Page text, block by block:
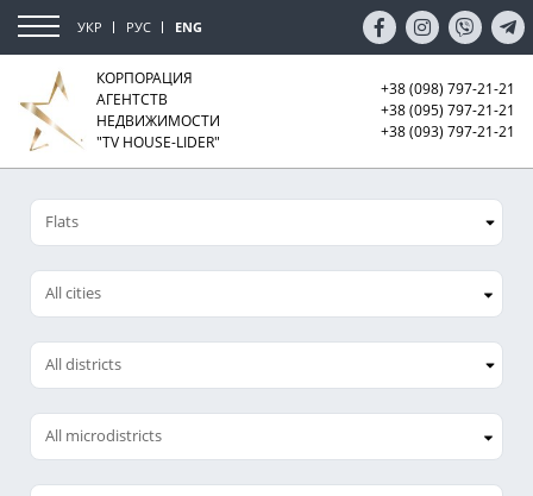
УКР РУС ENG
КОРПОРАЦИЯ
АГЕНТСТВ
НЕДВИЖИМОСТИ
"TV HOUSE-LIDER"
+38 (098) 797-21-21
+38 (095) 797-21-21
+38 (093) 797-21-21
All cities
All microdistricts